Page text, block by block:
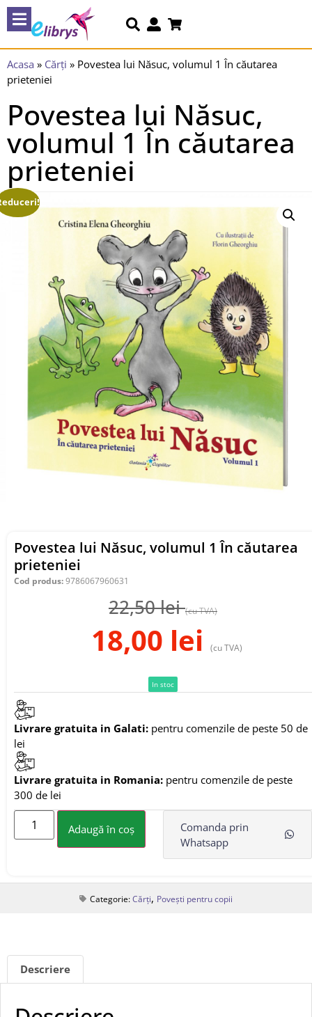
Acasa » Cărți » Povestea lui Năsuc, volumul 1 În căutarea
prieteniei
Povestea lui Năsuc,
volumul 1 În căutarea
prieteniei
Povestea lui Năsuc, volumul 1 În căutarea
prieteniei
Cod produs:9786067960631
22,50lei (cu TVA)
18,00 lei (cu TVA)
In stoc
Livrare gratuita in Galati: pentru comenzile de peste 50 de
lei
Livrare gratuita in Romania: pentru comenzile de peste
300 de lei
Adaugă în coș
Comanda prin
Whatsapp
Categorie:Cărți, Povești pentru copii
Descriere